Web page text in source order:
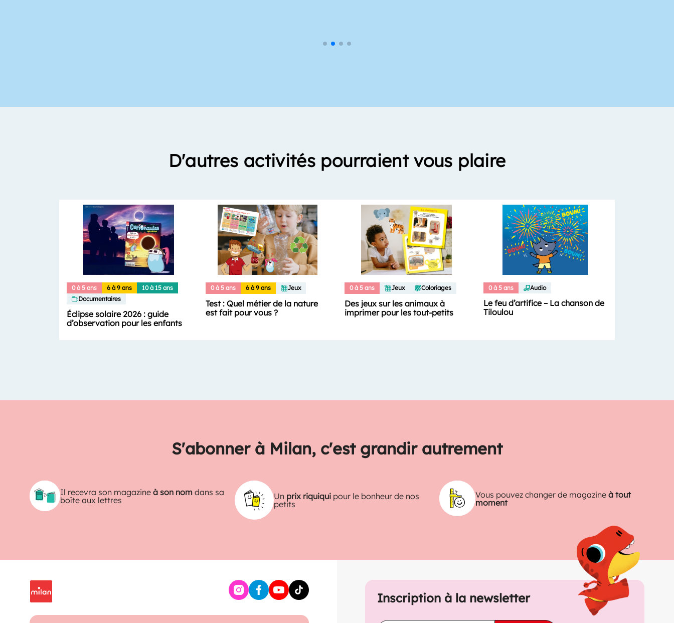
D'autres activités pourraient vous plaire
0 à 5 ans 6 à 9 ans
10 à 15 ans
Documentaires
Éclipse solaire 2026 : guide
d’observation pour les enfants
0 à 5 ans 6 à 9 ans Jeux
Test : Quel métier de la nature
est fait pour vous ?
0 à 5 ans Jeux Coloriages
Des jeux sur les animaux à
imprimer pour les tout-petits
0 à 5 ans Audio
Le feu d’artifice – La chanson de
Tiloulou
S'abonner à Milan, c'est grandir autrement
Il recevra son magazineà son nom dans sa
boîte aux lettres
Un prix riquiqui pour le bonheur de nos
petits
Vous pouvez changer de magazine à tout
moment
Inscription à la newsletter